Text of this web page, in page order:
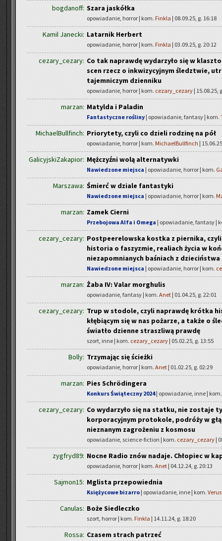
bogdanoff: Szara jaskółka
opowiadanie, horror | kom. Finkla | 08.09.25, g. 16:18
Kamil Janecki: Latarnik Herbert
opowiadanie, horror | kom. Finkla | 03.09.25, g. 20:12
cezary_cezary: Co tak naprawdę wydarzyło się w
scen rzecz o inkwizycyjnym śledztwie,
tajemniczym dzienniku
opowiadanie, horror | kom. cezary_cezary | 15.08.25,
marzan: Matylda i Paladin
Fantastyczne rośliny | opowiadanie, fantasy | kom.
MichaelBullfinch: Priorytety, czyli co dzieli rodzinę na pół
opowiadanie, horror | kom. MichaelBullfinch |
GalicyjskiZakapior: Mężczyźni wolą alternatywki
Nawiedzone miejsca | opowiadanie, horror | kom.
Marszawa: Śmierć w dziale fantastyki
Nawiedzone miejsca | opowiadanie, horror | kom.
marzan: Zamek Cierni
Przebojowa Alfa i Omega | opowiadanie, fantasy |
cezary_cezary: Postpeerelowska kostka z piernika, czyli
historia o faszyzmie, realiach życia w
niezapomnianych baśniach z dzieciństwa
Nawiedzone miejsca | opowiadanie, horror | kom.
marzan: Żaba IV: Valar morghulis
opowiadanie, fantasy | kom. Anet | 01.04.25, g. 22:01
cezary_cezary: Trup w stodole, czyli naprawdę krótka
kłębiącym się w nas pożarze, a także o
światło dzienne straszliwą prawdę
szort, inne | kom. cezary_cezary | 05.02.25, g. 13:55
Bolly: Trzymając się ścieżki
opowiadanie, horror | kom. Anet | 01.02.25, g. 02:29
marzan: Pies Schrödingera
Konkurs Świąteczny 2024| opowiadanie, inne |
cezary_cezary: Co wydarzyło się na statku, nie zostaje
korporacyjnym protokole, podróży w
nieznanym zagrożeniu z kosmosu
opowiadanie, science-fiction | kom. cezary_cezary |
zygfryd89: Nocne Radio znów nadaje. Chłopiec w
opowiadanie, horror | kom. Anet | 04.12.24, g. 20:13
Sajmon15: Mglista przepowiednia
Księżycowe bizarro | opowiadanie, inne | kom. Verus
Canulas: Boże Siedleczko
szort, horror | kom. Finkla | 14.11.24, g. 18:20
Rossa: Czasem strach patrzeć